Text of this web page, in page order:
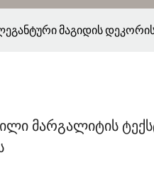
მაგიდის
მარგალიტის